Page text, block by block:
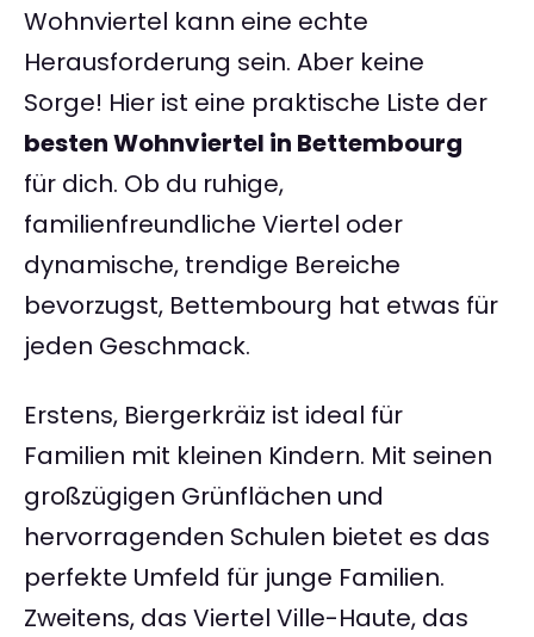
Wohnviertel kann eine echte
Herausforderung sein. Aber keine
Sorge! Hier ist eine praktische Liste der
besten Wohnviertel in Bettembourg
für dich. Ob du ruhige,
familienfreundliche Viertel oder
dynamische, trendige Bereiche
bevorzugst, Bettembourg hat etwas für
jeden Geschmack.
Erstens, Biergerkräiz ist ideal für
Familien mit kleinen Kindern. Mit seinen
großzügigen Grünflächen und
hervorragenden Schulen bietet es das
perfekte Umfeld für junge Familien.
Zweitens, das Viertel Ville-Haute, das